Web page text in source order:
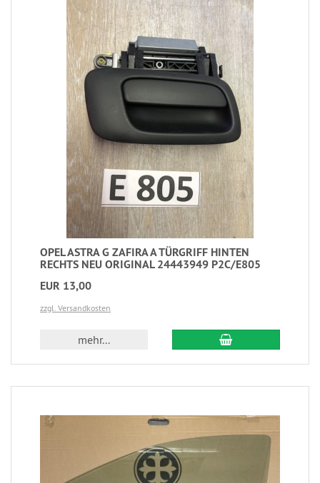
OPEL ASTRA G ZAFIRA A TÜRGRIFF HINTEN
RECHTS NEU ORIGINAL 24443949 P2C/E805
EUR 13,00
zzgl. Versandkosten
mehr...